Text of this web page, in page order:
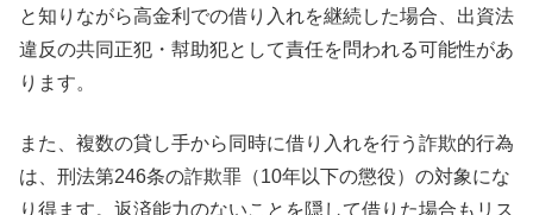
と知りながら高金利での借り入れを継続した場合、出資法
違反の共同正犯・幇助犯として責任を問われる可能性があ
ります。
また、複数の貸し手から同時に借り入れを行う詐欺的行為
は、刑法第246条の詐欺罪（10年以下の懲役）の対象にな
り得ます。返済能力のないことを隠して借りた場合もリス